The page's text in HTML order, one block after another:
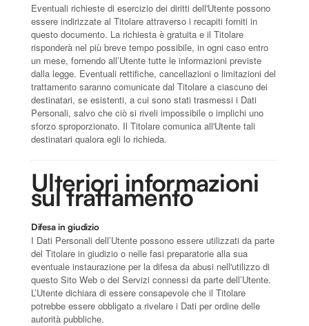
Eventuali richieste di esercizio dei diritti dell'Utente possono
essere indirizzate al Titolare attraverso i recapiti forniti in
questo documento. La richiesta è gratuita e il Titolare
risponderà nel più breve tempo possibile, in ogni caso entro
un mese, fornendo all’Utente tutte le informazioni previste
dalla legge. Eventuali rettifiche, cancellazioni o limitazioni del
trattamento saranno comunicate dal Titolare a ciascuno dei
destinatari, se esistenti, a cui sono stati trasmessi i Dati
Personali, salvo che ciò si riveli impossibile o implichi uno
sforzo sproporzionato. Il Titolare comunica all'Utente tali
destinatari qualora egli lo richieda.
Ulteriori informazioni
sul trattamento
Difesa in giudizio
I Dati Personali dell’Utente possono essere utilizzati da parte
del Titolare in giudizio o nelle fasi preparatorie alla sua
eventuale instaurazione per la difesa da abusi nell'utilizzo di
questo Sito Web o dei Servizi connessi da parte dell’Utente.
L’Utente dichiara di essere consapevole che il Titolare
potrebbe essere obbligato a rivelare i Dati per ordine delle
autorità pubbliche.